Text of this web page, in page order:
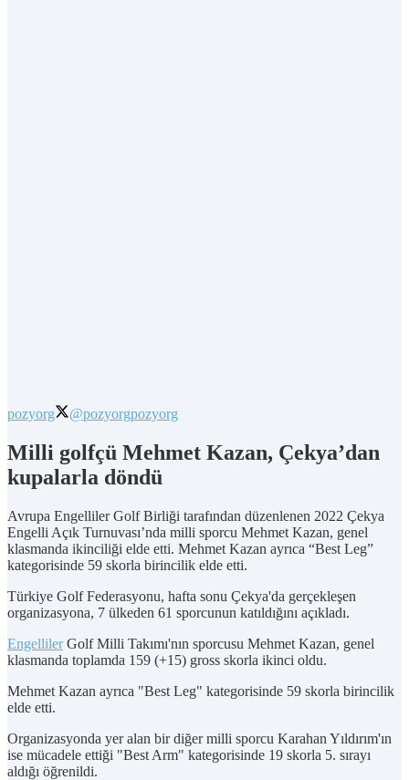
pozyorg @pozyorgpozyorg
Milli golfçü Mehmet Kazan, Çekya’dan
kupalarla döndü
Avrupa Engelliler Golf Birliği tarafından düzenlenen 2022 Çekya
Engelli Açık Turnuvası’nda milli sporcu Mehmet Kazan, genel
klasmanda ikinciliği elde etti. Mehmet Kazan ayrıca “Best Leg”
kategorisinde 59 skorla birincilik elde etti.
Türkiye Golf Federasyonu, hafta sonu Çekya'da gerçekleşen
organizasyona, 7 ülkeden 61 sporcunun katıldığını açıkladı.
EngellilerGolf Milli Takımı'nın sporcusu Mehmet Kazan, genel
klasmanda toplamda 159 (+15) gross skorla ikinci oldu.
Mehmet Kazan ayrıca "Best Leg" kategorisinde 59 skorla birincilik
elde etti.
Organizasyonda yer alan bir diğer milli sporcu Karahan Yıldırım'ın
ise mücadele ettiği "Best Arm" kategorisinde 19 skorla 5. sırayı
aldığı öğrenildi.